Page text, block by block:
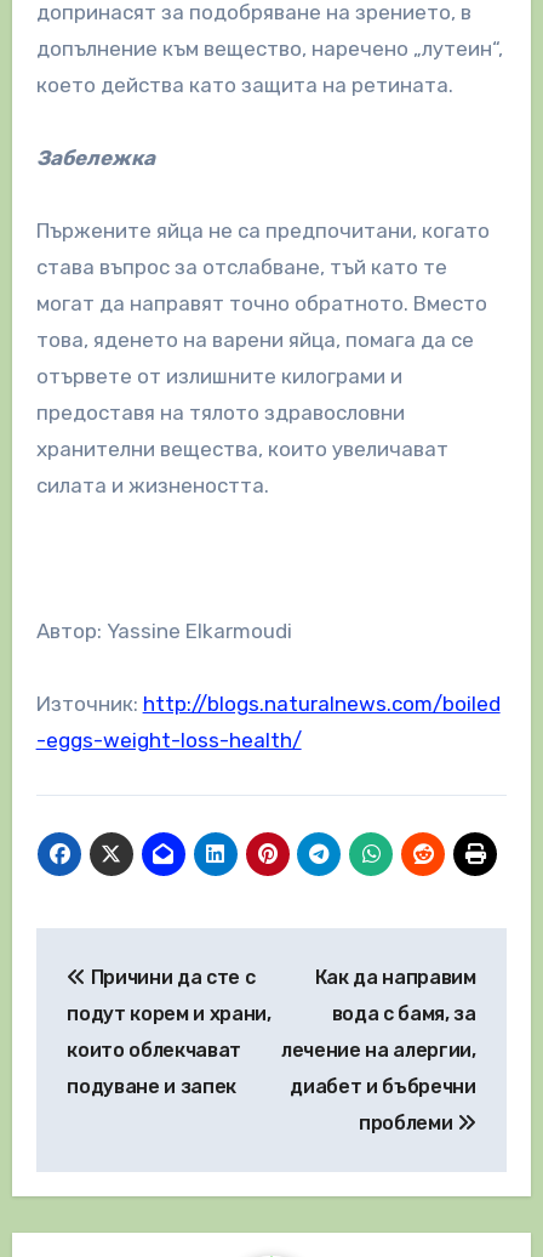
допринасят за подобряване на зрението, в
допълнение към вещество, наречено „лутеин“,
което действа като защита на ретината.
Забележка
Пържените яйца не са предпочитани, когато
става въпрос за отслабване, тъй като те
могат да направят точно обратното. Вместо
това, яденето на варени яйца, помага да се
отървете от излишните килограми и
предоставя на тялото здравословни
хранителни вещества, които увеличават
силата и жизнеността.
Автор: Yassine Elkarmoudi
Източник: http://blogs.naturalnews.com/boiled
-eggs-weight-loss-health/
Причини да сте с
подут корем и храни,
които облекчават
подуване и запек
Как да направим
вода с бамя, за
лечение на алергии,
диабет и бъбречни
проблеми